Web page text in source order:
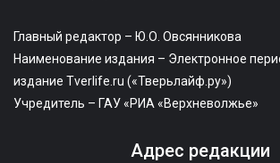
Главный редактор – Ю.О. Овсянникова
Наименование издания – Электронное
издание Tverlife.ru («Тверьлайф.ру»)
Учредитель – ГАУ «РИА «Верхневолжье»
Адрес редакции